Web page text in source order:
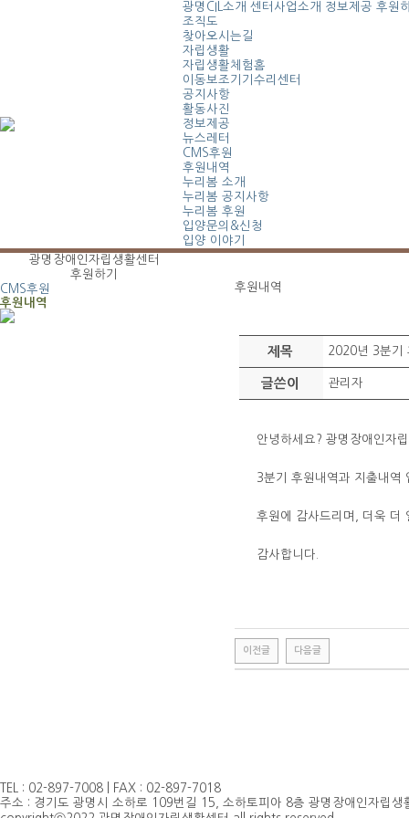
광명CIL소개 센터사업소개 정보제공 후원
조직도
찾아오시는길
자립생활
자립생활체험홈
이동보조기기수리센터
공지사항
활동사진
정보제공
뉴스레터
CMS후원
후원내역
누리봄 소개
누리봄 공지사항
누리봄 후원
입양문의&신청
입양 이야기
광명장애인자립생활센터
후원하기
CMS후원
후원내역
후원내역
제목 2020년 3분기
글쓴이 관리자
안녕하세요? 광명장애인자
3분기 후원내역과 지출내역
후원에 감사드리며, 더욱 더
감사합니다.
이전글 다음글
TEL : 02-897-7008 | FAX : 02-897-7018
주소 : 경기도 광명시 소하로 109번길 15, 소하토피아 8층 광명장애인자립